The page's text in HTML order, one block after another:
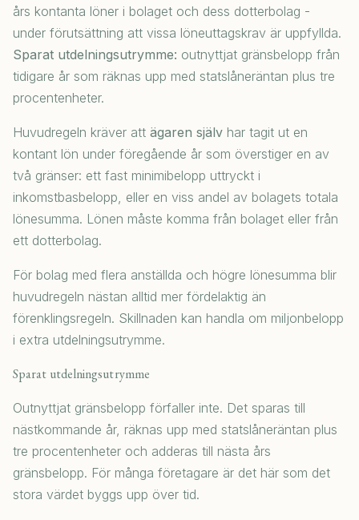
års kontanta löner i bolaget och dess dotterbolag -
under förutsättning att vissa löneuttagskrav är uppfyllda.
Sparat utdelningsutrymme: outnyttjat gränsbelopp från
tidigare år som räknas upp med statslåneräntan plus tre
procentenheter.
Huvudregeln kräver att ägaren själv har tagit ut en
kontant lön under föregående år som överstiger en av
två gränser: ett fast minimibelopp uttryckt i
inkomstbasbelopp, eller en viss andel av bolagets totala
lönesumma. Lönen måste komma från bolaget eller från
ett dotterbolag.
För bolag med flera anställda och högre lönesumma blir
huvudregeln nästan alltid mer fördelaktig än
förenklingsregeln. Skillnaden kan handla om miljonbelopp
i extra utdelningsutrymme.
Sparat utdelningsutrymme
Outnyttjat gränsbelopp förfaller inte. Det sparas till
nästkommande år, räknas upp med statslåneräntan plus
tre procentenheter och adderas till nästa års
gränsbelopp. För många företagare är det här som det
stora värdet byggs upp över tid.